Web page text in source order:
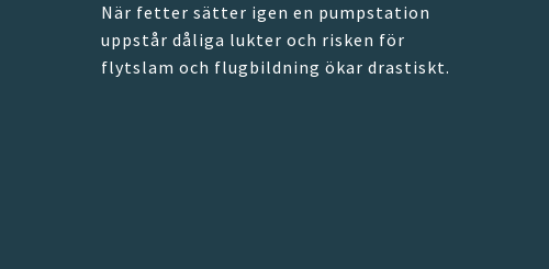
När fetter sätter igen en pumpstation
uppstår dåliga lukter och risken för
flytslam och flugbildning ökar drastiskt.